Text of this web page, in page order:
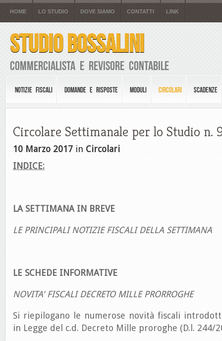
HOME LO STUDIO DOVE SIAMO CONTATTI LINK
STUDIO BOSSALINI
Commercialista e Revisore Contabile
NOTIZIE FISCALI DOMANDE E RISPOSTE MODULI CIRCOLARI SCADENZE
Circolare Settimanale per lo Studio n.
10 Marzo 2017 in Circolari
INDICE:
LA SETTIMANA IN BREVE
LE PRINCIPALI NOTIZIE FISCALI DELLA SETTIMANA
LE SCHEDE INFORMATIVE
NOVITA' FISCALI DECRETO MILLE PRORROGHE
Si riepilogano le numerose novità fiscali
in Legge del c.d. Decreto Mille proroghe (D.l. 244/